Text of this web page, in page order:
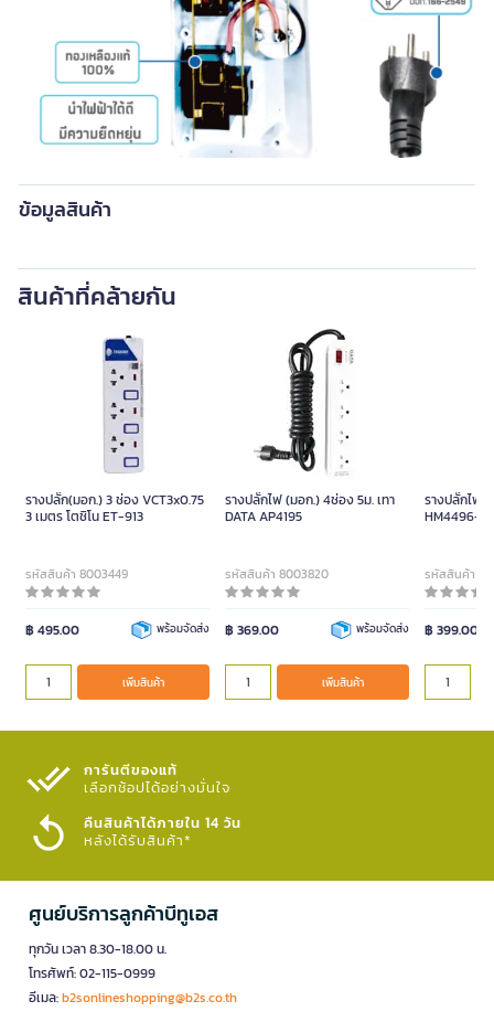
ข้อมูลสินค้า
สินค้าที่คล้ายกัน
รางปลั๊ก(มอก.) 3 ช่อง VCT3x0.75
3 เมตร โตชิโน ET-913
รหัสสินค้า 8003449
฿ 495.00 พร้อมจัดส่ง
เพิ่มสินค้า
รางปลั๊กไฟ (มอก.) 4ช่อง 5ม. เทา
DATA AP4195
รหัสสินค้า 8003820
฿ 369.00 พร้อมจัดส่ง
เพิ่มสินค้า
รางปลั๊กไฟ (
HM4496-
รหัสสินค้า
฿ 399.00
การันตีของแท้
เลือกช้อปได้อย่างมั่นใจ​
คืนสินค้าได้ภายใน 14 วัน
หลังได้รับสินค้า*
ศูนย์บริการลูกค้าบีทูเอส
ทุกวัน เวลา 8.30-18.00 น.
โทรศัพท์: 02-115-0999
อีเมล:b2sonlineshopping@b2s.co.th